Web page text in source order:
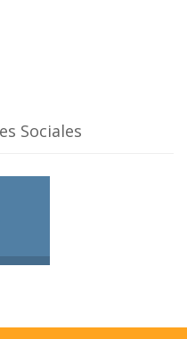
Sociales